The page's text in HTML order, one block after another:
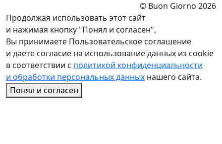
© Buon Giorno 2026
Продолжая использовать этот сайт
и нажимая кнопку "Понял и согласен",
Вы принимаете Пользовательское соглашение
и даете согласие на использование данных из cookie
в соответствии с политикой конфиденциальности
и обработки персональных данных нашего сайта.
Понял и согласен